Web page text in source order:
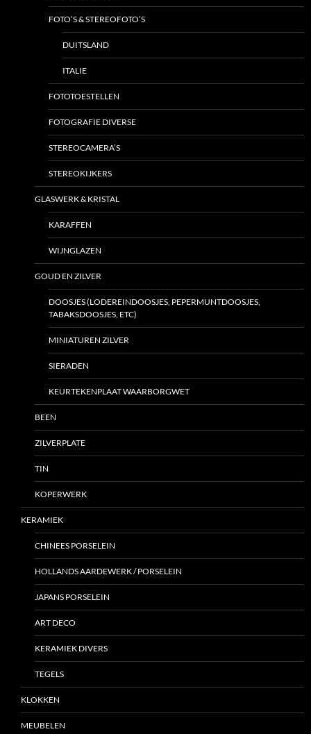
FOTO’S & STEREOFOTO’S
DUITSLAND
ITALIE
FOTOTOESTELLEN
FOTOGRAFIE DIVERSE
STEREOCAMERA’S
STEREOKIJKERS
GLASWERK & KRISTAL
KARAFFEN
WIJNGLAZEN
GOUD EN ZILVER
DOOSJES (LODEREINDOOSJES, PEPERMUNTDOOSJES,
TABAKSDOOSJES, ETC)
MINIATUREN ZILVER
SIERADEN
KEURTEKENPLAAT WAARBORGWET
BEEN
ZILVERPLATE
TIN
KOPERWERK
KERAMIEK
CHINEES PORSELEIN
HOLLANDS AARDEWERK / PORSELEIN
JAPANS PORSELEIN
ART DECO
KERAMIEK DIVERS
TEGELS
KLOKKEN
MEUBELEN